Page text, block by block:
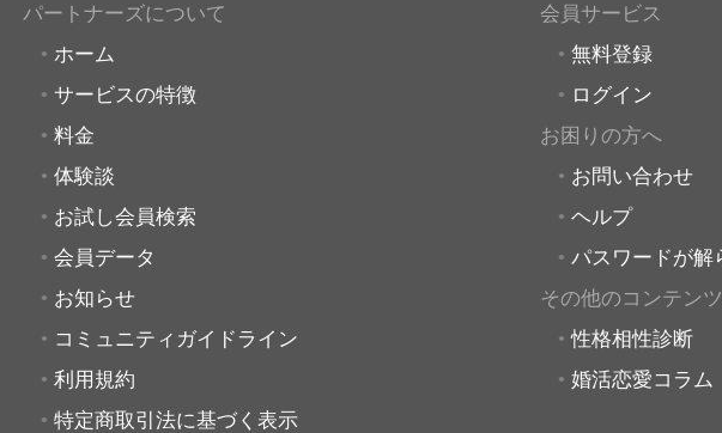
パートナーズについて
ホーム
サービスの特徴
料金
体験談
お試し会員検索
会員データ
お知らせ
コミュニティガイドライン
利用規約
特定商取引法に基づく表示
会員サービス
無料登録
ログイン
お困りの方へ
お問い合わせ
ヘルプ
パスワードが解
その他のコンテンツ
性格相性診断
婚活恋愛コラム